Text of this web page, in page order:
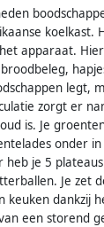
apparaat.
legt,
zorgt er
is. Je
onder in
je 5
Je zet
keuken dankzij
een storend